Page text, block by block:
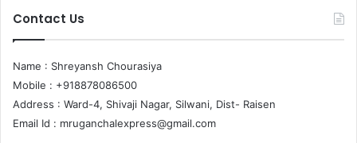
Contact Us
Name : Shreyansh Chourasiya
Mobile : +918878086500
Address : Ward-4, Shivaji Nagar, Silwani, Dist- Raisen
Email Id : mruganchalexpress@gmail.com